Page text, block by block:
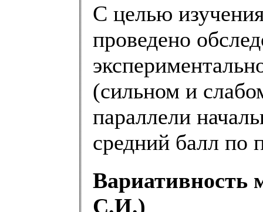
С целью
проведено
(сильном и
параллели
средний балл по
С.И.)